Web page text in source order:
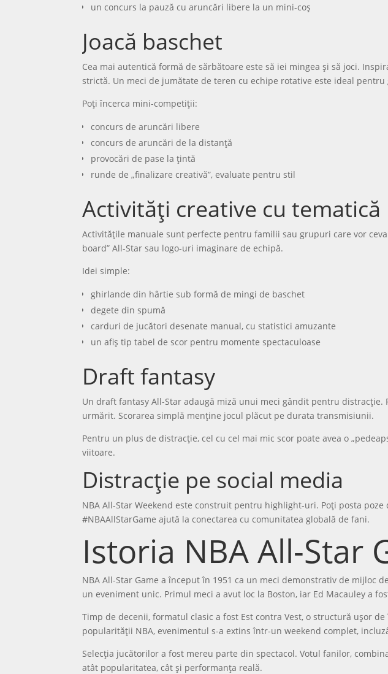
un concurs la pauză cu aruncări libere la un mini-coș
Joacă baschet
Cea mai autentică formă de sărbătoare este să iei mingea și să joci.
strictă. Un meci de jumătate de teren cu echipe rotative este ideal
Poți încerca mini-competiții:
concurs de aruncări libere
concurs de aruncări de la distanță
provocări de pase la țintă
runde de „finalizare creativă”, evaluate pentru stil
Activități creative cu tematică
Activitățile manuale sunt perfecte pentru familii sau grupuri care vor
board” All-Star sau logo-uri imaginare de echipă.
Idei simple:
ghirlande din hârtie sub formă de mingi de baschet
degete din spumă
carduri de jucători desenate manual, cu statistici amuzante
un afiș tip tabel de scor pentru momente spectaculoase
Draft fantasy
Un draft fantasy All-Star adaugă miză unui meci gândit pentru
urmărit. Scorarea simplă menține jocul plăcut pe durata transmisiunii.
Pentru un plus de distracție, cel cu cel mai mic scor poate avea o
viitoare.
Distracție pe social media
NBA All-Star Weekend este construit pentru highlight-uri. Poți posta
#NBAAllStarGame ajută la conectarea cu comunitatea globală de fani.
Istoria NBA All-Star
NBA All-Star Game a început în 1951 ca un meci demonstrativ de
un eveniment unic. Primul meci a avut loc la Boston, iar Ed Macauley a
Timp de decenii, formatul clasic a fost Est contra Vest, o structură ușor
popularității NBA, evenimentul s-a extins într-un weekend complet,
Selecția jucătorilor a fost mereu parte din spectacol. Votul fanilor,
atât popularitatea, cât și performanța reală.